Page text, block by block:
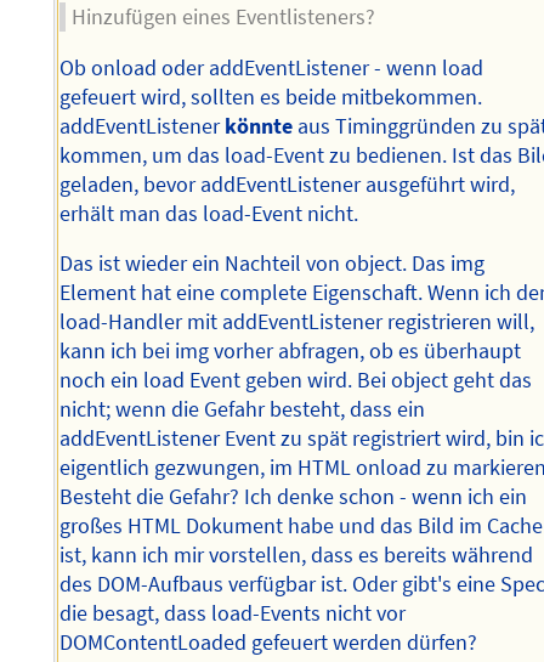
Hinzufügen eines Eventlisteners?
Ob onload oder addEventListener - wenn load
gefeuert wird, sollten es beide mitbekommen.
addEventListenerkönnte aus Timinggründen zu
kommen, um das load-Event zu bedienen. Ist das
geladen, bevor addEventListener ausgeführt wird,
erhält man das load-Event nicht.
Das ist wieder ein Nachteil von object. Das img
Element hat eine complete Eigenschaft. Wenn ich
load-Handler mit addEventListener registrieren will,
kann ich bei img vorher abfragen, ob es überhaupt
noch ein load Event geben wird. Bei object geht das
nicht; wenn die Gefahr besteht, dass ein
addEventListener Event zu spät registriert wird, bin
eigentlich gezwungen, im HTML onload zu
Besteht die Gefahr? Ich denke schon - wenn ich ein
großes HTML Dokument habe und das Bild im Cache
ist, kann ich mir vorstellen, dass es bereits während
des DOM-Aufbaus verfügbar ist. Oder gibt's eine
die besagt, dass load-Events nicht vor
DOMContentLoaded gefeuert werden dürfen?